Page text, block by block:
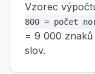
Vzorec
800 = počet
= 9 000 znaků
slov.